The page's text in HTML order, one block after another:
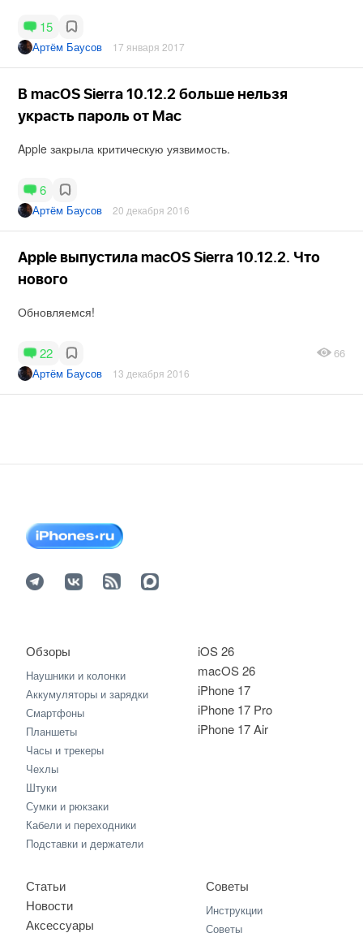
15
Артём Баусов 17 января 2017
В macOS Sierra 10.12.2 больше нельзя
украсть пароль от Mac
Apple закрыла критическую уязвимость.
6
Артём Баусов 20 декабря 2016
Apple выпустила macOS Sierra 10.12.2. Что
нового
Обновляемся!
22
66
Артём Баусов
13 декабря 2016
iOS 26
macOS 26
iPhone 17
iPhone 17 Pro
iPhone 17 Air
Обзоры
Наушники и колонки
Аккумуляторы и зарядки
Смартфоны
Планшеты
Часы и трекеры
Чехлы
Штуки
Сумки и рюкзаки
Кабели и переходники
Подставки и держатели
Статьи
Новости
Аксессуары
Советы
Инструкции
Советы